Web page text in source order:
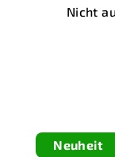
Nicht
Neuheit